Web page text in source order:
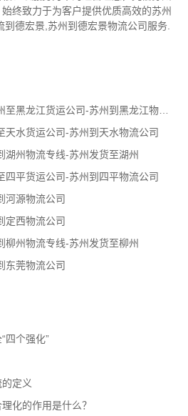
终致力于为客户提供优质高效的苏州
德宏景,苏州到德宏景物流公司服务.
苏州到黑龙江物流专线-苏州至黑龙江货运公司-苏州到黑龙江物流公司
天水货运公司-苏州到天水物流公司
湖州物流专线-苏州发货至湖州
四平货运公司-苏州到四平物流公司
河源物流公司
定西物流公司
柳州物流专线-苏州发货至柳州
东莞物流公司
四个强化”
定义
化的作用是什么？